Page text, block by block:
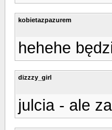
kobietazpazurem
hehehe
dizzzy_girl
julcia - ale